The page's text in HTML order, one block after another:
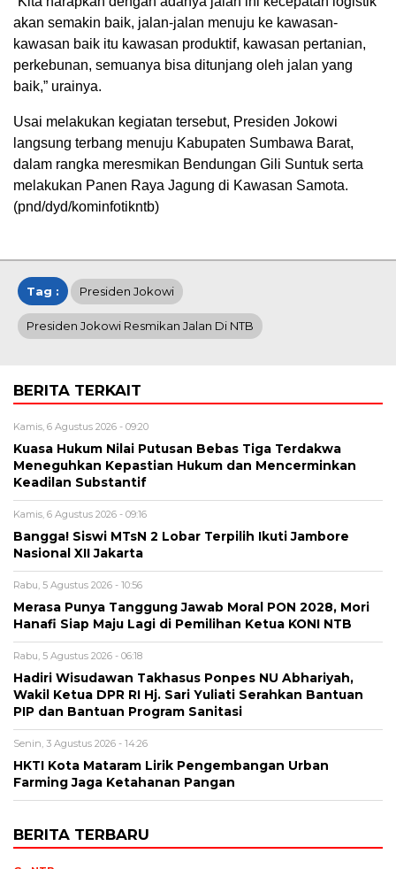
akan semakin baik, jalan-jalan menuju ke kawasan-
kawasan baik itu kawasan produktif, kawasan pertanian,
perkebunan, semuanya bisa ditunjang oleh jalan yang
baik,” urainya.
Usai melakukan kegiatan tersebut, Presiden Jokowi
langsung terbang menuju Kabupaten Sumbawa Barat,
dalam rangka meresmikan Bendungan Gili Suntuk serta
melakukan Panen Raya Jagung di Kawasan Samota.
(pnd/dyd/kominfotikntb)
Tag : Presiden Jokowi
Presiden Jokowi Resmikan Jalan Di NTB
BERITA TERKAIT
Kamis, 6 Agustus 2026 - 09:20
Kuasa Hukum Nilai Putusan Bebas Tiga Terdakwa
Meneguhkan Kepastian Hukum dan Mencerminkan
Keadilan Substantif
Kamis, 6 Agustus 2026 - 09:16
Bangga! Siswi MTsN 2 Lobar Terpilih Ikuti Jambore
Nasional XII Jakarta
Rabu, 5 Agustus 2026 - 10:56
Merasa Punya Tanggung Jawab Moral PON 2028, Mori
Hanafi Siap Maju Lagi di Pemilihan Ketua KONI NTB
Rabu, 5 Agustus 2026 - 06:18
Hadiri Wisudawan Takhasus Ponpes NU Abhariyah,
Wakil Ketua DPR RI Hj. Sari Yuliati Serahkan Bantuan
PIP dan Bantuan Program Sanitasi
Senin, 3 Agustus 2026 - 14:26
HKTI Kota Mataram Lirik Pengembangan Urban
Farming Jaga Ketahanan Pangan
BERITA TERBARU